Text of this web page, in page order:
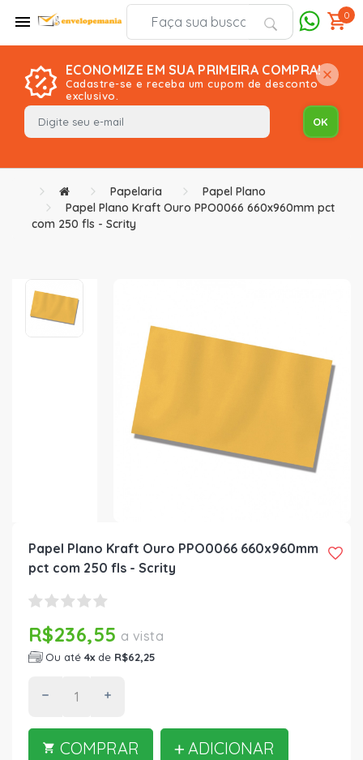
0
ECONOMIZE EM SUA PRIMEIRA COMPRA!
Cadastre-se e receba um cupom de desconto
exclusivo.
Papelaria
Papel Plano
Papel Plano Kraft Ouro PPO0066 660x960mm pct
com 250 fls - Scrity
Papel Plano Kraft Ouro PPO0066 660x960mm
pct com 250 fls - Scrity
R$236,55 a vista
Ou até 4x de R$62,25
COMPRAR ADICIONAR